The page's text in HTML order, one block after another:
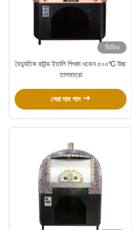
ভিডিও
বৈদ্যুতিক রাউন্ড ইতালি পিৎজা ওভেন ৫০০℃ উচ্চ
তাপমাত্রা
সেরা দাম পান